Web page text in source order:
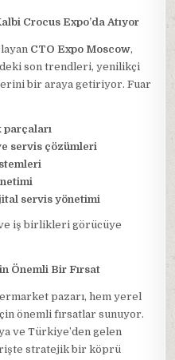
Crocus Expo’da Atıyor
CTO Expo Moscow,
son trendleri, yenilikçi
bir araya getiriyor. Fuar
parçaları
servis çözümleri
servis yönetimi
iş birlikleri görücüye
Önemli Bir Fırsat
pazarı, hem yerel
önemli fırsatlar sunuyor.
ve Türkiye’den gelen
stratejik bir köprü